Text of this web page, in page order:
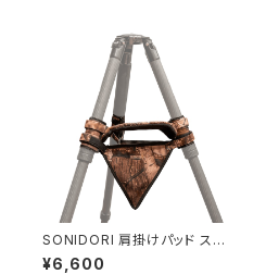
SONIDORI 肩掛けパッド スト
ーンバッグ
¥6,600